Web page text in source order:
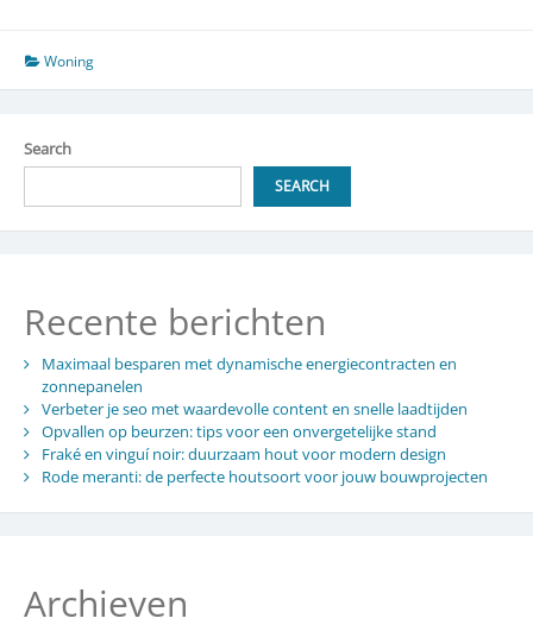
innovatieve
Woning
Search
SEARCH
Recente berichten
Maximaal besparen met dynamische energiecontracten en
zonnepanelen
Verbeter je seo met waardevolle content en snelle laadtijden
Opvallen op beurzen: tips voor een onvergetelijke stand
Fraké en vinguí noir: duurzaam hout voor modern design
Rode meranti: de perfecte houtsoort voor jouw bouwprojecten
Archieven